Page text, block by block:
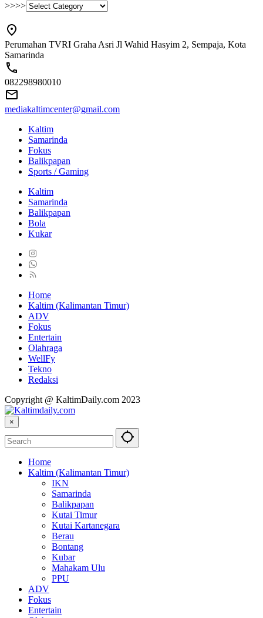
>>>>
Perumahan TVRI Graha Asri Jl Wahid Hasyim 2, Sempaja, Kota
Samarinda
082298980010
mediakaltimcenter@gmail.com
Kaltim
Samarinda
Fokus
Balikpapan
Sports / Gaming
Kaltim
Samarinda
Balikpapan
Bola
Kukar
Home
Kaltim (Kalimantan Timur)
ADV
Fokus
Entertain
Olahraga
WellFy
Tekno
Redaksi
Copyright @ KaltimDaily.com 2023
×
Home
Kaltim (Kalimantan Timur)
IKN
Samarinda
Balikpapan
Kutai Timur
Kutai Kartanegara
Berau
Bontang
Kubar
Mahakam Ulu
PPU
ADV
Fokus
Entertain